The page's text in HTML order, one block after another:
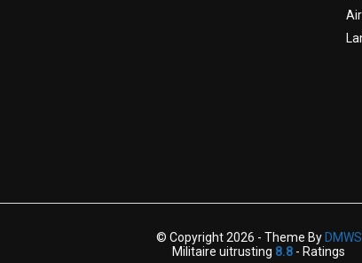
© Copyright 2026 - Theme By DMWS
Militaire uitrusting 8.8 - Ratings